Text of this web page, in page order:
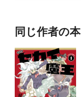
同じ作者の本